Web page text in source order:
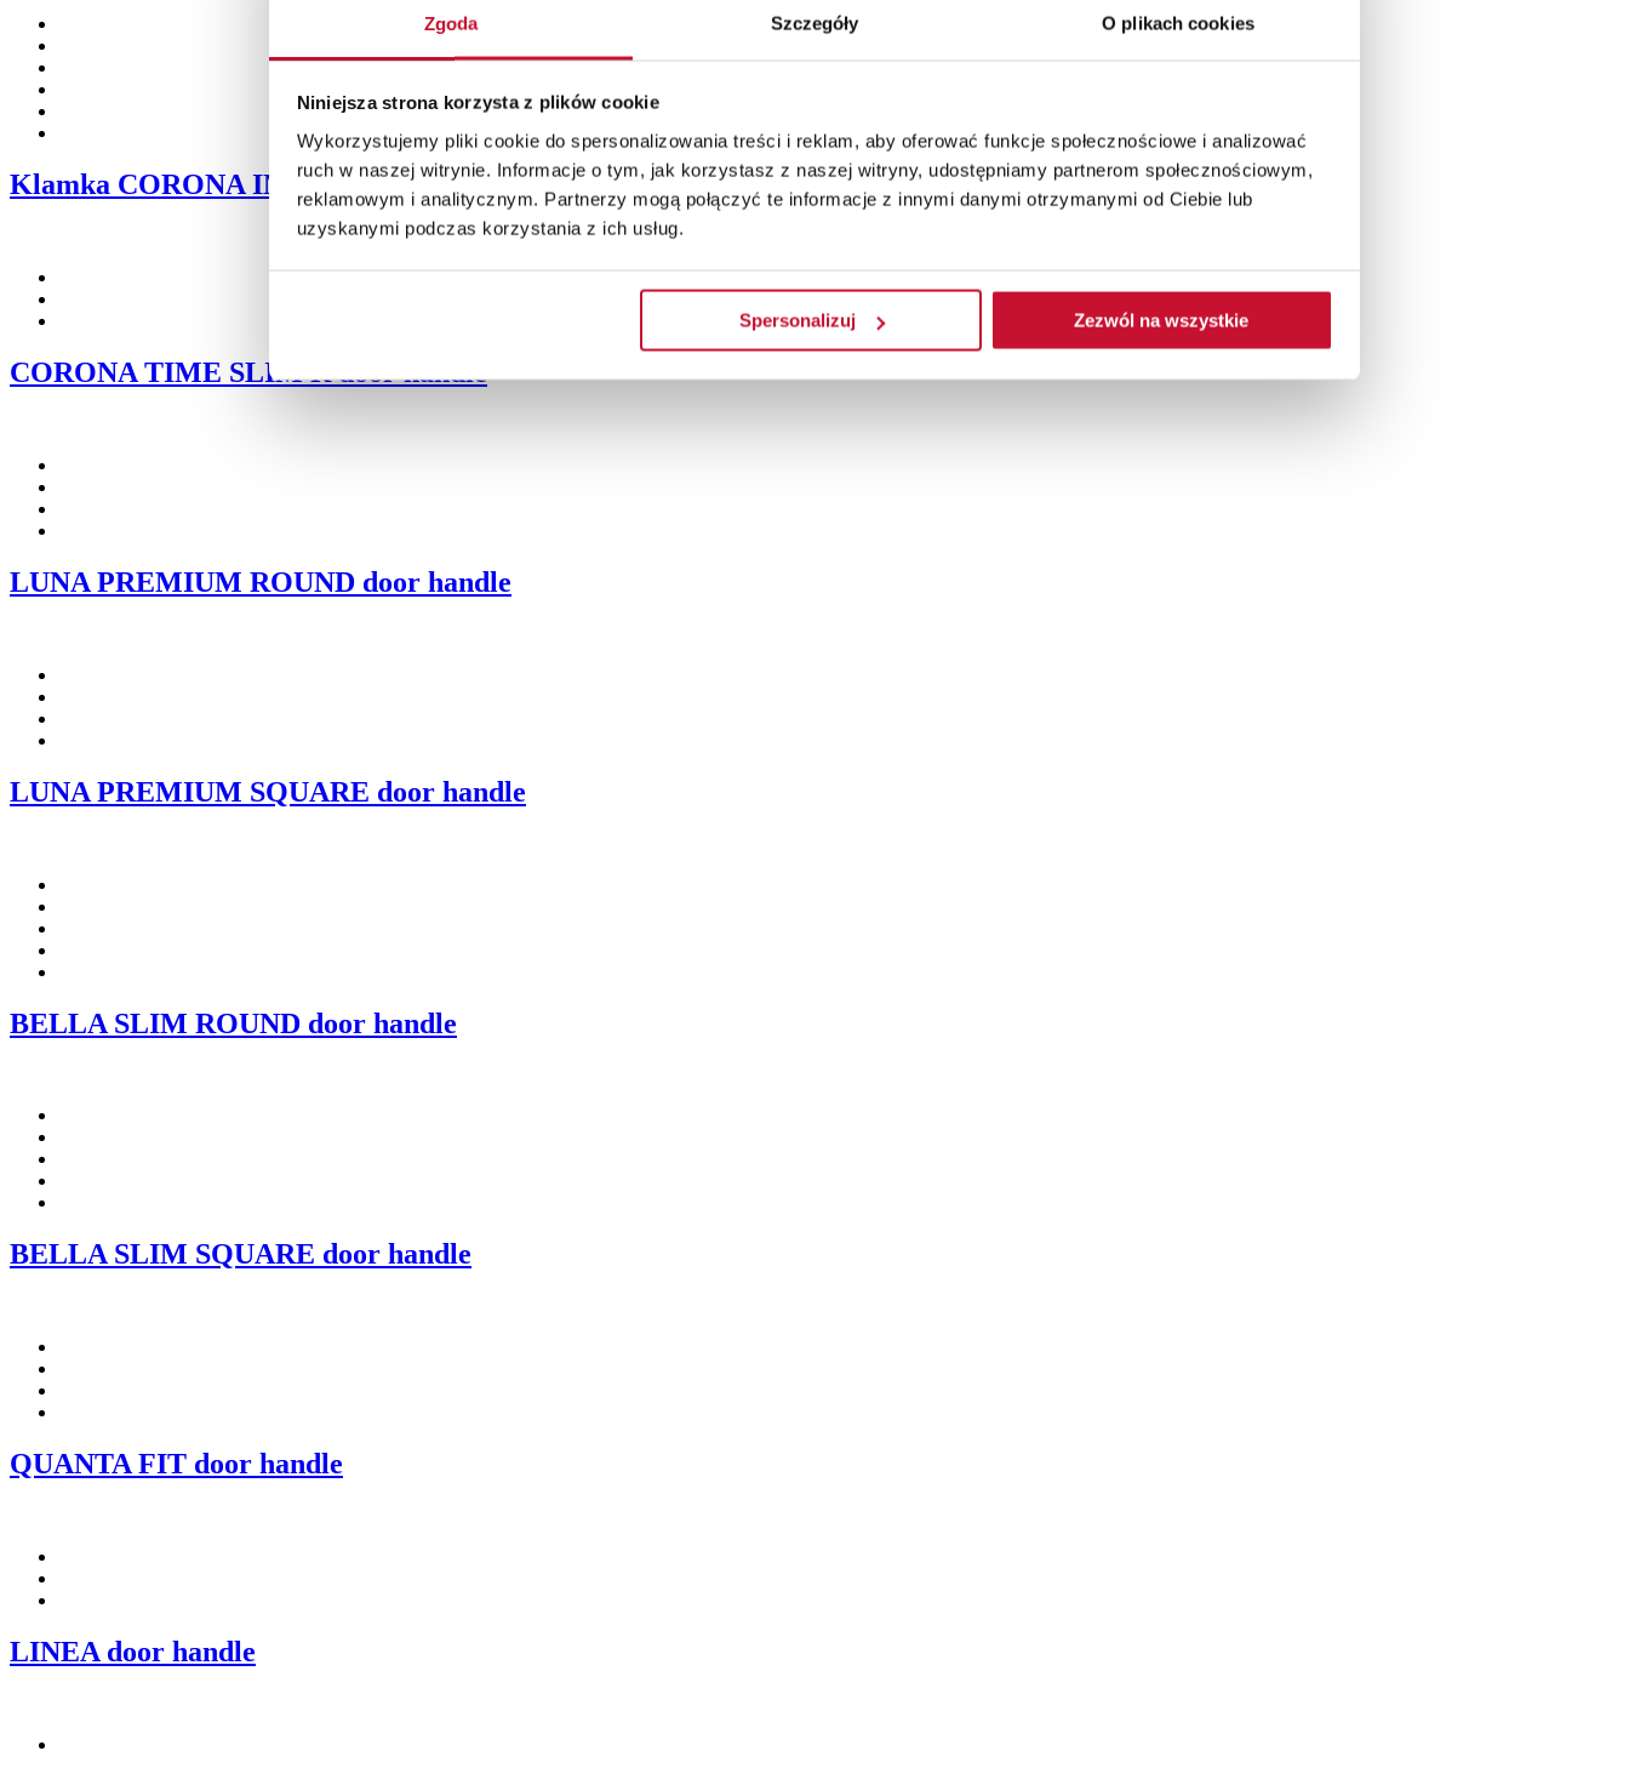
Zgoda Szczegóły O plikach cookies
Niniejsza strona korzysta z plików cookie
Wykorzystujemy pliki cookie do spersonalizowania treści i reklam, aby oferować funkcje społecznościowe i analizować
ruch w naszej witrynie. Informacje o tym, jak korzystasz z naszej witryny, udostępniamy partnerom społecznościowym,
reklamowym i analitycznym. Partnerzy mogą połączyć te informacje z innymi danymi otrzymanymi od Ciebie lub
uzyskanymi podczas korzystania z ich usług.
Spersonalizuj Zezwól na wszystkie
Klamka CORONA IMPERA RT
CORONA TIME SLIM R door handle
LUNA PREMIUM ROUND door handle
LUNA PREMIUM SQUARE door handle
BELLA SLIM ROUND door handle
BELLA SLIM SQUARE door handle
QUANTA FIT door handle
LINEA door handle